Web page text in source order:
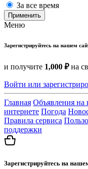
За все время
Применить
Меню
Зарегистрируйтесь на нашем
и получите 1,000 ₽на
Войти или
Главная Объявления на
интернете Погода
Правила сервиса
поддержки
Зарегистрируйтесь на